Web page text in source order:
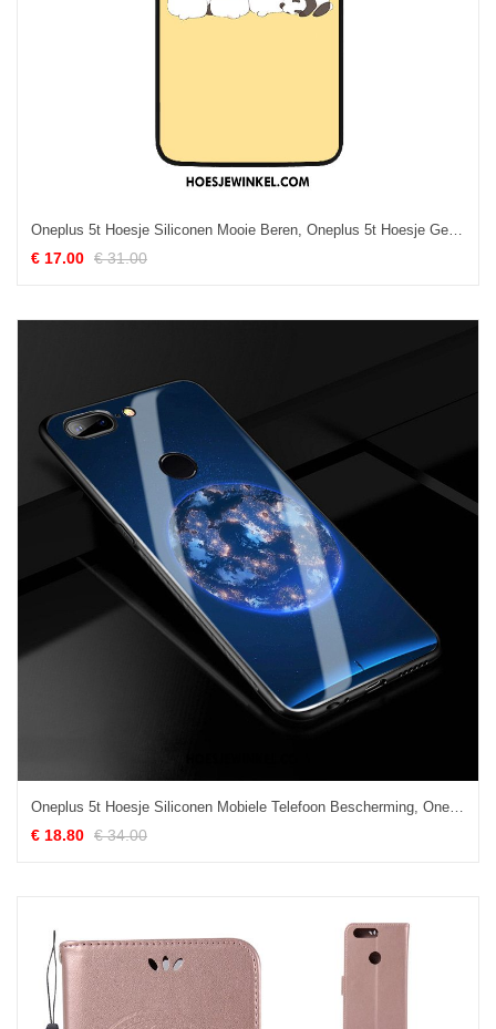
Oneplus 5t Hoesje Siliconen Mooie Beren, Oneplus 5t Hoesje Geel Anti-fall
€ 17.00 € 31.00
Oneplus 5t Hoesje Siliconen Mobiele Telefoon Bescherming, Oneplus 5t Hoesje Spiegel Hoes
€ 18.80 € 34.00